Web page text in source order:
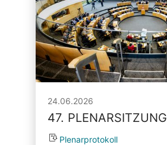
24.06.2026
47. PLENARSITZUNG
Plenarprotokoll